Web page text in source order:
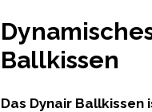
Ballkissen
Das Dynair